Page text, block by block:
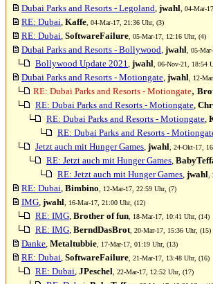
Dubai Parks and Resorts - Legoland, jwahl , 04-Mar-
RE: Dubai, Kaffe , 04-Mar-17, 21:36 Uhr, (3)
RE: Dubai, SoftwareFailure , 05-Mar-17, 12:16 Uhr, (4)
Dubai Parks and Resorts - Bollywood, jwahl , 05-
Bollywood Update 2021, jwahl , 06-Nov-21, 18:54
Dubai Parks and Resorts - Motiongate, jwahl , 12-
RE: Dubai Parks and Resorts - Motiongate,
RE: Dubai Parks and Resorts - Motiongate,
RE: Dubai Parks and Resorts - Motiongate,
RE: Dubai Parks and Resorts -
Jetzt auch mit Hunger Games, jwahl , 24-Okt-17,
RE: Jetzt auch mit Hunger Games,
RE: Jetzt auch mit Hunger Games, jwahl
RE: Dubai, Bimbino , 12-Mar-17, 22:59 Uhr, (7)
IMG, jwahl , 16-Mar-17, 21:00 Uhr, (12)
RE: IMG, Brother of fun , 18-Mar-17, 10:41 Uhr, (14)
RE: IMG, BerndDasBrot , 20-Mar-17, 15:36 Uhr, (15)
Danke, Metaltubbie , 17-Mar-17, 01:19 Uhr, (13)
RE: Dubai, SoftwareFailure , 21-Mar-17, 13:48 Uhr, (16)
RE: Dubai, JPeschel , 22-Mar-17, 12:52 Uhr, (17)